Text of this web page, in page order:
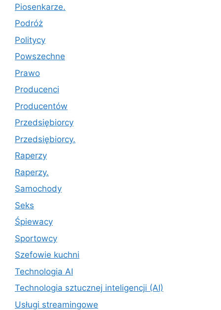
Piosenkarze.
Podróż
Politycy
Powszechne
Prawo
Producenci
Producentów
Przedsiębiorcy
Przedsiębiorcy.
Raperzy
Raperzy.
Samochody
Seks
Śpiewacy
Sportowcy
Szefowie kuchni
Technologia AI
Technologia sztucznej inteligencji (AI)
Usługi streamingowe